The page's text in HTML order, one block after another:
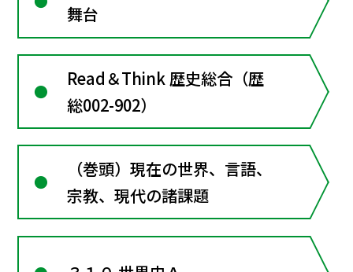
舞台
Read＆Think 歴史総合（歴
総002-902）
（巻頭）現在の世界、言語、
宗教、現代の諸課題